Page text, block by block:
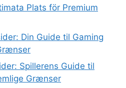
Plats för Premium
Din Guide til Gaming
Spillerens Guide til
Grænser